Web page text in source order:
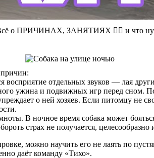
Всё о ПРИЧИНАХ, ЗАНЯТИЯХ 🐕‍🦺 и что
восприятие отдельных звуков — лая
ужина и подвижных игр перед сном.
о ней хозяев. Если питомцу не
В ночное время собака может
страх не получается,
можно научить его не лаять по
даёт команду «Тихо».